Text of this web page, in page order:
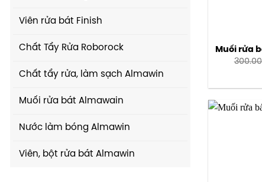
Viên rửa bát Finish
Chất Tẩy Rửa Roborock
Chất tẩy rửa, làm sạch Almawin
Muối rửa bát Almawain
Nước làm bóng Almawin
Viên, bột rửa bát Almawin
Muối rửa